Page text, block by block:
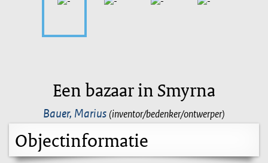
Een bazaar in Smyrna
Bauer, Marius (inventor/bedenker/ontwerper)
Objectinformatie